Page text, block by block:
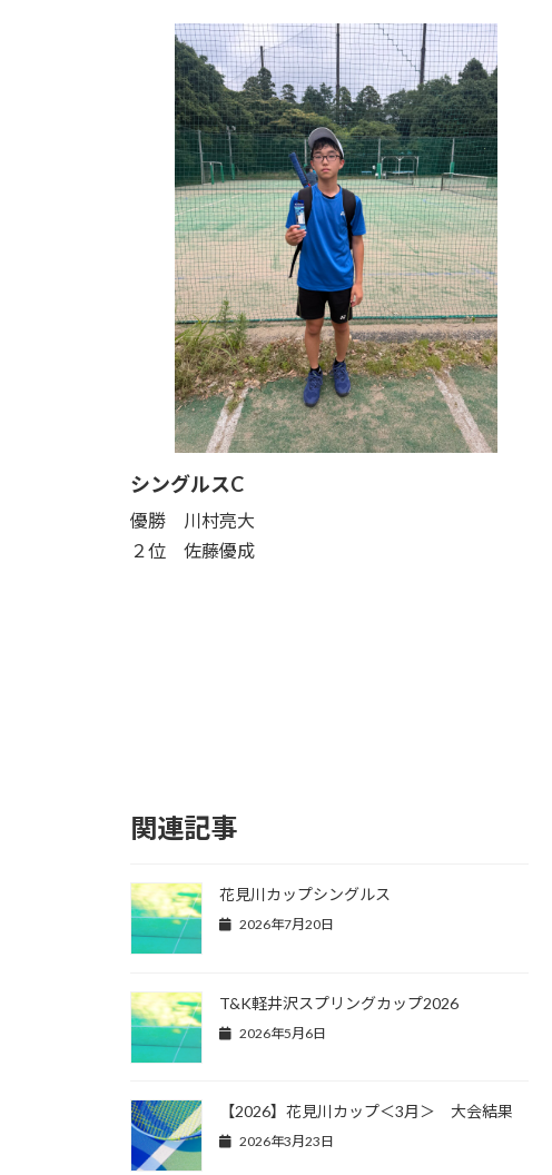
シングルスC
優勝 川村亮大
２位 佐藤優成
関連記事
花見川カップシングルス
2026年7月20日
T&K軽井沢スプリングカップ2026
2026年5月6日
【2026】花見川カップ＜3月＞ 大会結果
2026年3月23日